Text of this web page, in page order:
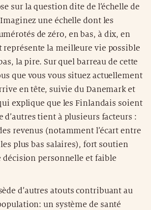
sur la question dite de l’échelle de
une échelle dont les
de zéro, en bas, à dix, en
représente la meilleure vie possible
la pire. Sur quel barreau de cette
que vous vous situez actuellement
en tête, suivie du Danemark et
explique que les Finlandais soient
d’autres tient à plusieurs facteurs :
revenus (notamment l’écart entre
plus bas salaires), fort soutien
décision personnelle et faible
d’autres atouts contribuant au
un système de santé